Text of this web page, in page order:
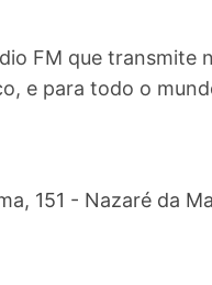
FM que transmite
e para todo o
151 - Nazaré da